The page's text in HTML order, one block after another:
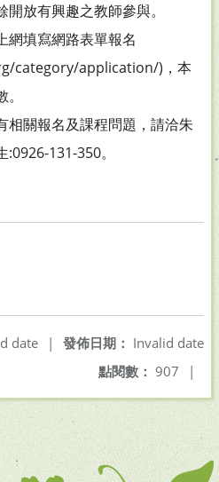
放有興趣之教師參與。
網填寫網路表單報名
category/application/)，本
相關報名及課程問題，請洽朱
131-350。
發佈日期： Invalid date
date
|
點閱數： 907 |